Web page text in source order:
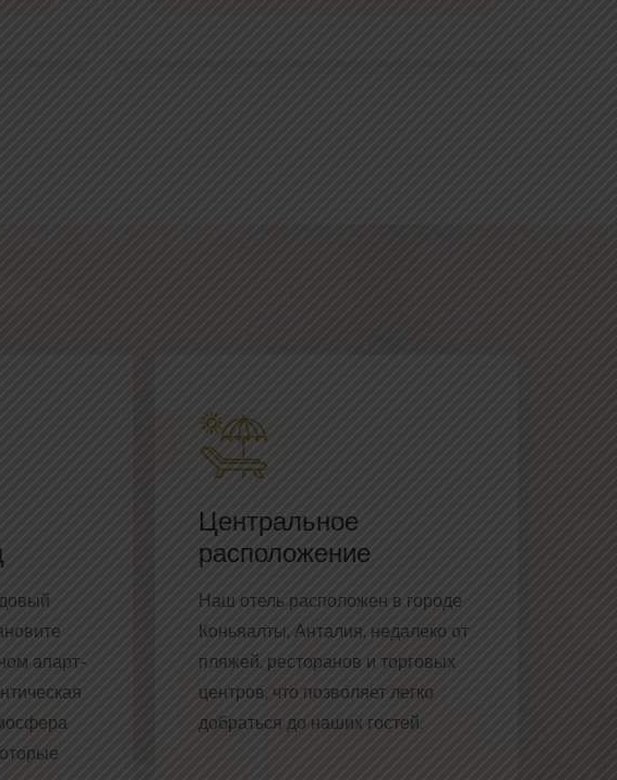
апарт-
Центральное
расположение
Наш отель расположен в городе
Коньяалты, Анталия, недалеко от
пляжей, ресторанов и торговых
центров, что позволяет легко
добраться до наших гостей.